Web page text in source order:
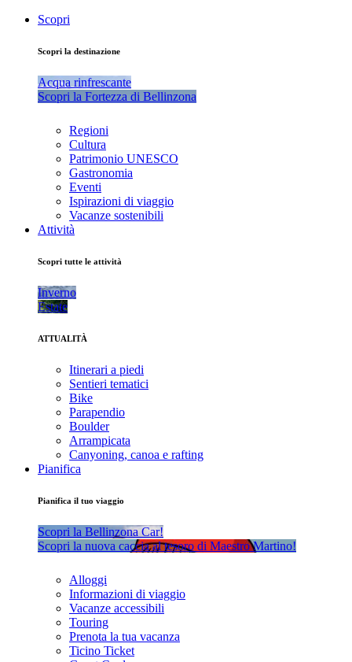
Scopri
Scopri la destinazione
Acqua rinfrescante
Scopri la Fortezza di Bellinzona
Regioni
Cultura
Patrimonio UNESCO
Gastronomia
Eventi
Ispirazioni di viaggio
Vacanze sostenibili
Attività
Scopri tutte le attività
Inverno
Estate
ATTUALITÀ
Itinerari a piedi
Sentieri tematici
Bike
Parapendio
Boulder
Arrampicata
Canyoning, canoa e rafting
Pianifica
Pianifica il tuo viaggio
Scopri la Bellinzona Car!
Scopri la nuova caccia al tesoro di Maestro Martino!
Alloggi
Informazioni di viaggio
Vacanze accessibili
Touring
Prenota la tua vacanza
Ticino Ticket